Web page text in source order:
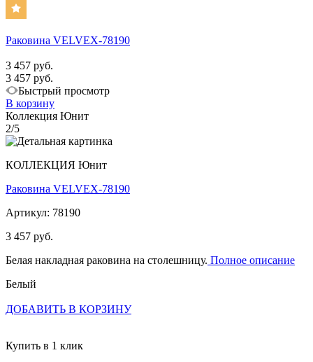
Раковина VELVEX-78190
3 457 руб.
3 457 руб.
Быстрый просмотр
В корзину
Коллекция Юнит
2/5
КОЛЛЕКЦИЯ Юнит
Раковина VELVEX-78190
Артикул: 78190
3 457 руб.
Белая накладная раковина на столешницу. Полное описание
Белый
ДОБАВИТЬ В КОРЗИНУ
Купить в 1 клик